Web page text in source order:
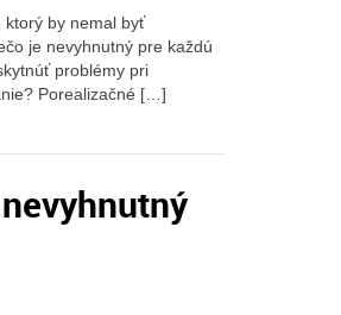
ktorý by nemal byť
je nevyhnutný pre každú
problémy pri
Porealizačné […]